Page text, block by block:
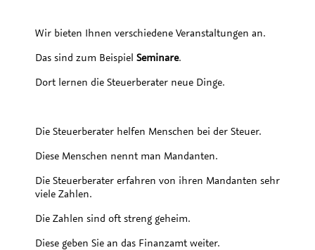
Wir bieten Ihnen verschiedene Veranstaltungen an.
Das sind zum Beispiel Seminare.
Dort lernen die Steuerberater neue Dinge.
Die Steuerberater helfen Menschen bei der Steuer.
Diese Menschen nennt man Mandanten.
Die Steuerberater erfahren von ihren Mandanten sehr
viele Zahlen.
Die Zahlen sind oft streng geheim.
Diese geben Sie an das Finanzamt weiter.